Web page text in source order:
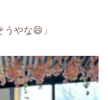
うやな😄」